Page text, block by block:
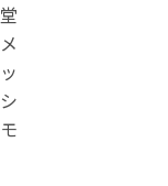
堂
メ
ッ
シ
モ